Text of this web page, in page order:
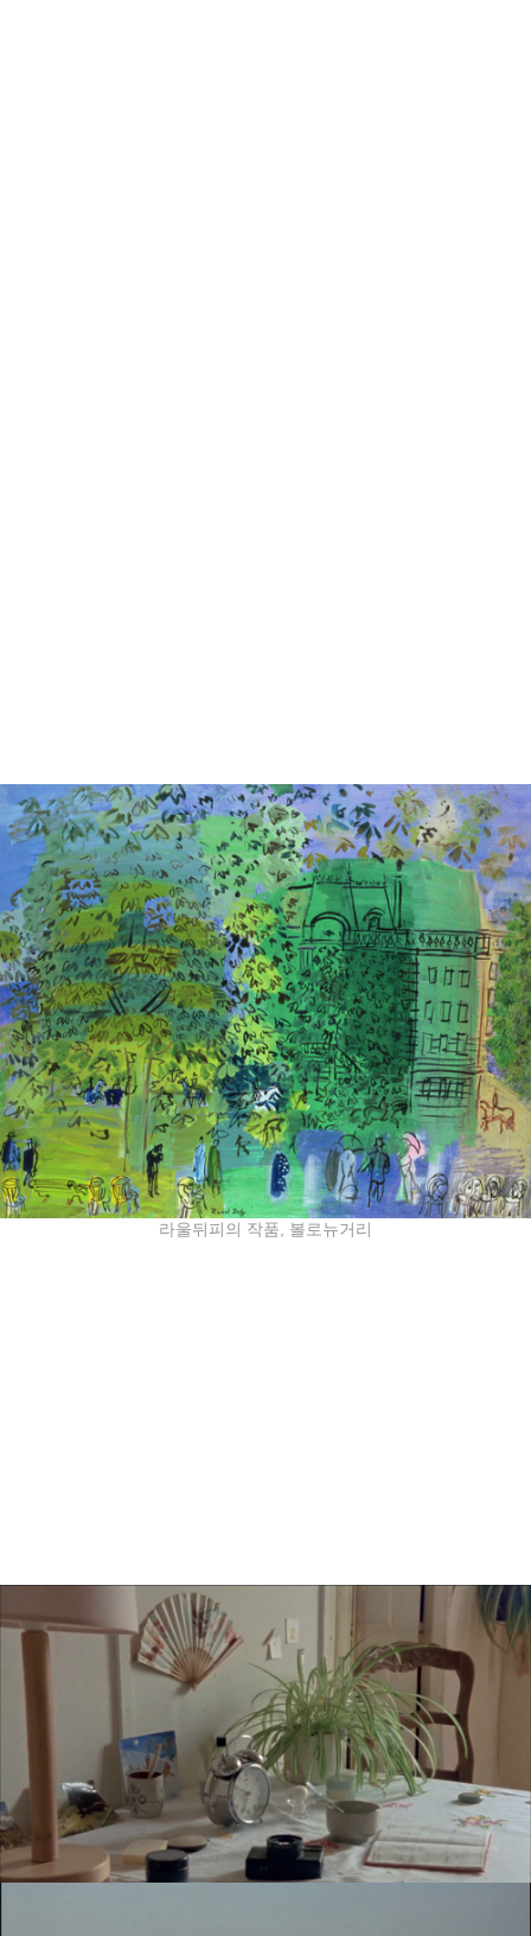
라울뒤피의 작품, 볼로뉴거리